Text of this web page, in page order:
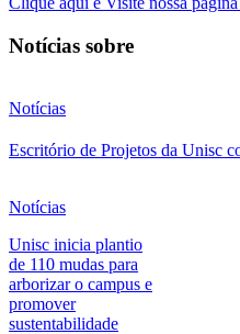
Notícias sobre
Notícias
Escritório de Projetos da Unisc
Notícias
Unisc inicia plantio
de 110 mudas para
arborizar o campus e
promover
sustentabilidade